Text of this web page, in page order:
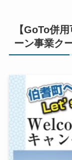
【GoTo併
ーン事業ク